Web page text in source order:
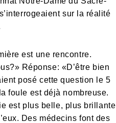
sur la réalité
est une rencontre.
Réponse: «D’être bien
posé cette question le 5
foule est déjà nombreuse.
est plus belle, plus brillante
Des médecins font des